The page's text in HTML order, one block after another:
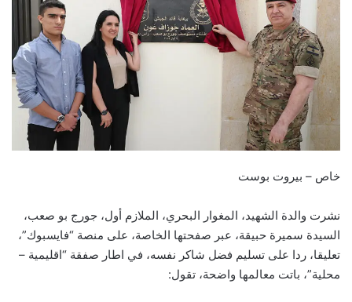
خاص – بيروت بوست
نشرت والدة الشهيد، المغوار البحري، الملازم أول، جورج بو صعب،
السيدة سميرة حبيقة، عبر صفحتها الخاصة، على منصة “فايسبوك”،
تعليقا، ردا على تسليم فضل شاكر نفسه، في اطار صفقة “اقليمية –
محلية”، باتت معالمها واضحة، تقول: